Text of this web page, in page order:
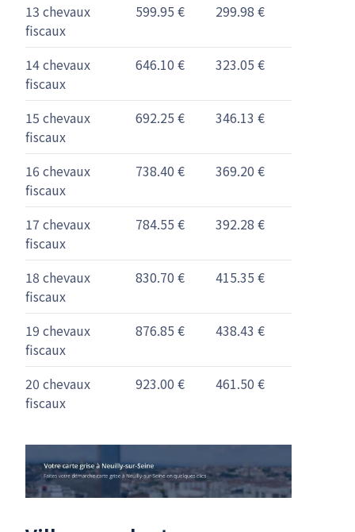
13 chevaux
fiscaux
599.95 € 299.98 €
14 chevaux
fiscaux
646.10 € 323.05 €
15 chevaux
fiscaux
692.25 € 346.13 €
16 chevaux
fiscaux
738.40 € 369.20 €
17 chevaux
fiscaux
784.55 € 392.28 €
18 chevaux
fiscaux
830.70 € 415.35 €
19 chevaux
fiscaux
876.85 € 438.43 €
20 chevaux
fiscaux
923.00 € 461.50 €